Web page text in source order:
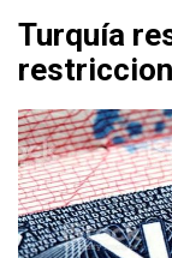
Turquía